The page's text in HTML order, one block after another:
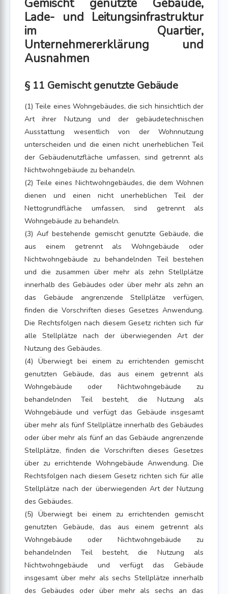
Gemischt genutzte Gebäude,
Lade- und Leitungsinfrastruktur
im Quartier,
Unternehmererklärung und
Ausnahmen
§ 11 Gemischt genutzte Gebäude
(1) Teile eines Wohngebäudes, die sich hinsichtlich der
Art ihrer Nutzung und der gebäudetechnischen
Ausstattung wesentlich von der Wohnnutzung
unterscheiden und die einen nicht unerheblichen Teil
der Gebäudenutzfläche umfassen, sind getrennt als
Nichtwohngebäude zu behandeln.
(2) Teile eines Nichtwohngebäudes, die dem Wohnen
dienen und einen nicht unerheblichen Teil der
Nettogrundfläche umfassen, sind getrennt als
Wohngebäude zu behandeln.
(3) Auf bestehende gemischt genutzte Gebäude, die
aus einem getrennt als Wohngebäude oder
Nichtwohngebäude zu behandelnden Teil bestehen
und die zusammen über mehr als zehn Stellplätze
innerhalb des Gebäudes oder über mehr als zehn an
das Gebäude angrenzende Stellplätze verfügen,
finden die Vorschriften dieses Gesetzes Anwendung.
Die Rechtsfolgen nach diesem Gesetz richten sich für
alle Stellplätze nach der überwiegenden Art der
Nutzung des Gebäudes.
(4) Überwiegt bei einem zu errichtenden gemischt
genutzten Gebäude, das aus einem getrennt als
Wohngebäude oder Nichtwohngebäude zu
behandelnden Teil besteht, die Nutzung als
Wohngebäude und verfügt das Gebäude insgesamt
über mehr als fünf Stellplätze innerhalb des Gebäudes
oder über mehr als fünf an das Gebäude angrenzende
Stellplätze, finden die Vorschriften dieses Gesetzes
über zu errichtende Wohngebäude Anwendung. Die
Rechtsfolgen nach diesem Gesetz richten sich für alle
Stellplätze nach der überwiegenden Art der Nutzung
des Gebäudes.
(5) Überwiegt bei einem zu errichtenden gemischt
genutzten Gebäude, das aus einem getrennt als
Wohngebäude oder Nichtwohngebäude zu
behandelnden Teil besteht, die Nutzung als
Nichtwohngebäude und verfügt das Gebäude
insgesamt über mehr als sechs Stellplätze innerhalb
des Gebäudes oder über mehr als sechs an das